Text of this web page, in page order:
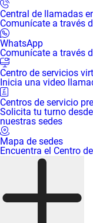
Central de llamadas
Comunícate a través
WhatsApp
Comunícate a través
Centro de servicios
Inicia una video
Centros de servicio
Solicita tu turno
nuestras sedes
Mapa de sedes
Encuentra el Centro